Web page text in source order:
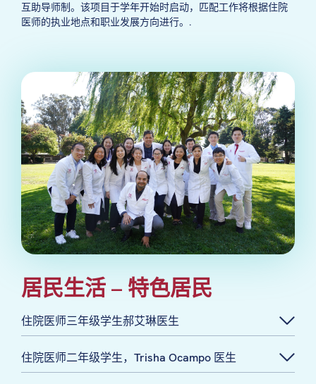
互助导师制。该项目于学年开始时启动，匹配工作将根据住院
医师的执业地点和职业发展方向进行。.
居民生活 – 特色居民
住院医师三年级学生郝艾琳医生
住院医师二年级学生，Trisha Ocampo 医生